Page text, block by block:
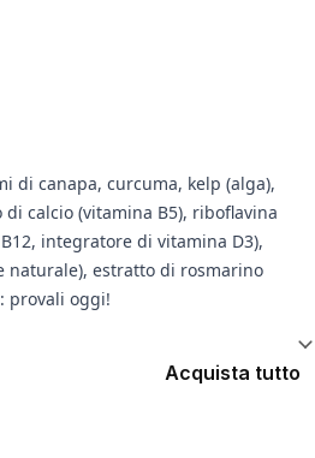
di canapa, curcuma, kelp (alga),
calcio (vitamina B5), riboflavina
integratore di vitamina D3),
naturale), estratto di rosmarino
provali oggi!
Acquista tutto